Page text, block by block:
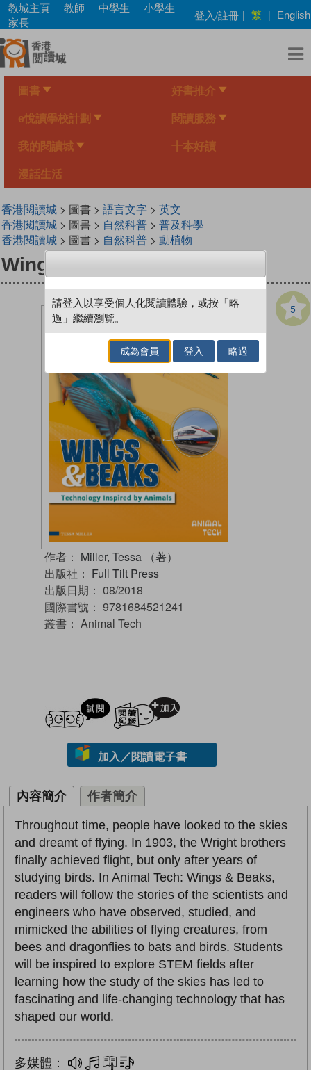
Skip
main
content
教城主頁 教師 中學生
小學生
家長
登入/註冊 | 繁 | English
圖書 好書推介
e悅讀學校計劃 閱讀服務
我的閱讀城 十本好讀
漫話生活
香港閱讀城> 圖書 > 語言文字> 英文
香港閱讀城> 圖書 > 自然科普> 普及科學
香港閱讀城> 圖書 > 自然科普> 動植物
Wings & Beaks
5
作者： Miller, Tessa （著）
出版社： Full Tilt Press
出版日期： 08/2018
國際書號： 9781684521241
叢書： Animal Tech
試閲
加入／閱讀電子書
內容簡介 作者簡介
Throughout time, people have looked to the skies
and dreamt of flying. In 1903, the Wright brothers
finally achieved flight, but only after years of
studying birds. In Animal Tech: Wings & Beaks,
readers will follow the stories of the scientists and
engineers who have observed, studied, and
mimicked the abilities of flying creatures, from
bees and dragonflies to bats and birds. Students
will be inspired to explore STEM fields after
learning how the study of the skies has led to
fascinating and life-changing technology that has
shaped our world.
多媒體： 多媒體互動練習
請登入以享受個人化閱讀體驗，或按「略
過」繼續瀏覽。
成為會員 登入 略過